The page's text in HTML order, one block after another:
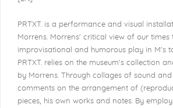
PRTXT. is a performance and visual
Morrens. Morrens' critical view of our times
improvisational and humorous play in M's
PRTXT. relies on the museum's collection
by Morrens. Through collages of sound
comments on the arrangement of
pieces, his own works and notes. By